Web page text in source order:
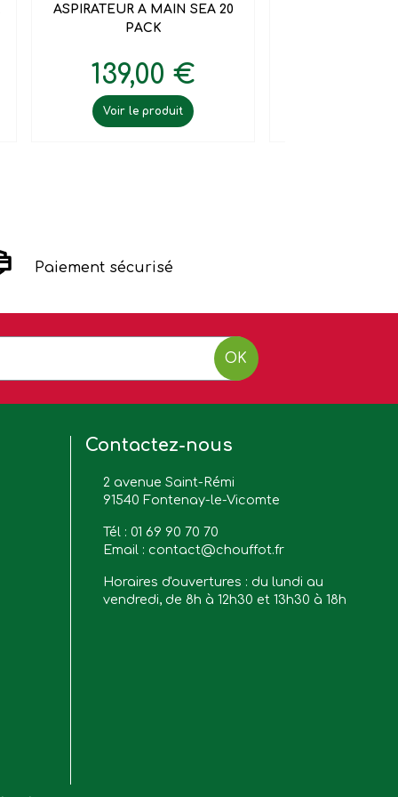
ASPIRATEUR A MAIN SEA 20
PACK
139,00 €
Voir le produit
Paiement sécurisé
OK
Contactez-nous
2 avenue Saint-Rémi
91540 Fontenay-le-Vicomte
Tél : 01 69 90 70 70
Email : contact@chouffot.fr
Horaires d'ouvertures : du lundi au
vendredi, de 8h à 12h30 et 13h30 à 18h